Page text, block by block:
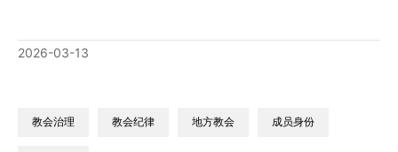
2026-03-13
教会治理 教会纪律 地方教会 成员身份